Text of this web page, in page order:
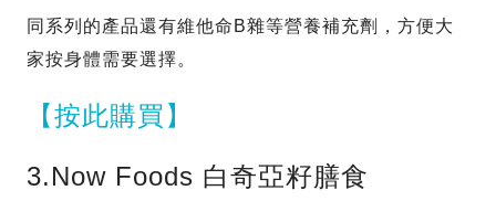
同系列的產品還有維他命B雜等營養補充劑，方便大
家按身體需要選擇。
【按此購買】
3.Now Foods 白奇亞籽膳食